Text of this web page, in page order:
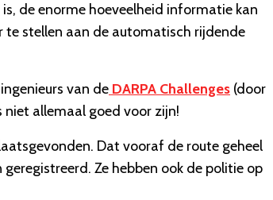
de enorme hoeveelheid informatie kan
te stellen aan de automatisch rijdende
van de DARPA Challenges (door
niet allemaal goed voor zijn!
Dat vooraf de route geheel
Ze hebben ook de politie op